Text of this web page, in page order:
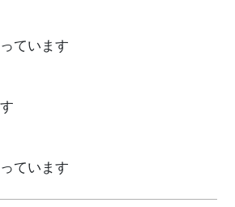
ています
ています